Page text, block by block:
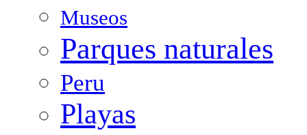
Museos
Parques naturales
Peru
Playas